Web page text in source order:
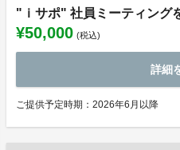
"ｉサポ" 社員ミーティング
¥50,000 (税込)
詳細
ご提供予定時期：2026年6月以降